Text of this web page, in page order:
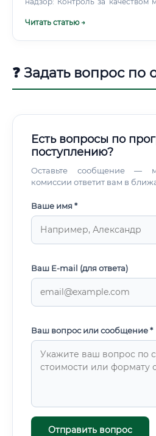
в пусконаладочных работах и
Читать статью →
❓ Задать вопрос
Есть вопросы по
поступлению?
Оставьте сообщение —
комиссии ответит вам в
Ваше имя *
Ваш E-mail (для ответа)
Ваш вопрос или сообщение *
Отправить вопрос